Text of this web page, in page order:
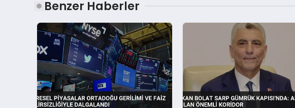
Benzer Haberler